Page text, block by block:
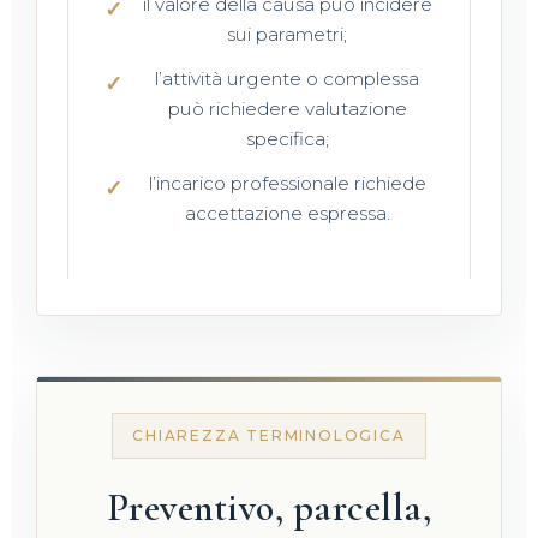
sui parametri;
l’attività urgente o complessa
può richiedere valutazione
specifica;
l’incarico professionale richiede
accettazione espressa.
CHIAREZZA TERMINOLOGICA
Preventivo, parcella,